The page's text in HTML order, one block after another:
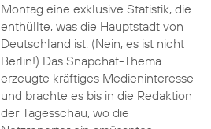
Montag eine exklusive Statistik, die
enthüllte, was die Hauptstadt von
Deutschland ist. (Nein, es ist nicht
Berlin!) Das Snapchat-Thema
erzeugte kräftiges Medieninteresse
und brachte es bis in die Redaktion
der Tagesschau, wo die